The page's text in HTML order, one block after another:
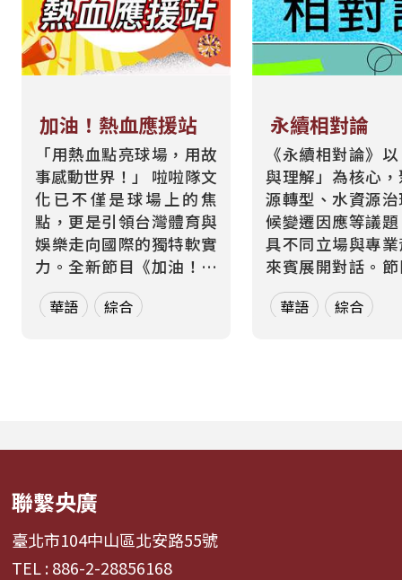
加油！熱血應援站
「用熱血點亮球場，用故
事感動世界！」 啦啦隊文
化已不僅是球場上的焦
點，更是引領台灣體育與
娛樂走向國際的獨特軟實
力。全新節目《加油！熱
血應援站》，由香港藝人
張啟樂與影視運動產業專
啦啦隊...
華語 綜合
永續相對論
《永續相對論》
與理解」為核心
源轉型、水資源
候變遷因應等議
具不同立場與專
來賓展開對話。
月一題、四集為
元，從各方觀點
論與主持人...
華語 綜合
聯繫央廣
臺北市104中山區北安路55號
TEL : 886-2-28856168